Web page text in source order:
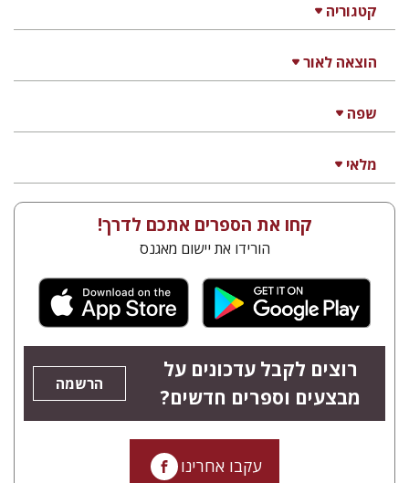
קטגוריה
הוצאה לאור
שפה
מלאי
קחו את הספרים אתכם לדרך!
הורידו את יישום מאגנס
רוצים לקבל עדכונים על
מבצעים וספרים חדשים?
הרשמה
עקבו אחרינו